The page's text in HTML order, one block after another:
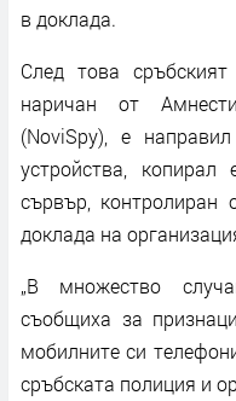
в доклада.
След това
наричан от
(NoviSpy), е
устройства,
сървър, контролиран
доклада на
„В множество
съобщиха за
мобилните си
сръбската полиция и